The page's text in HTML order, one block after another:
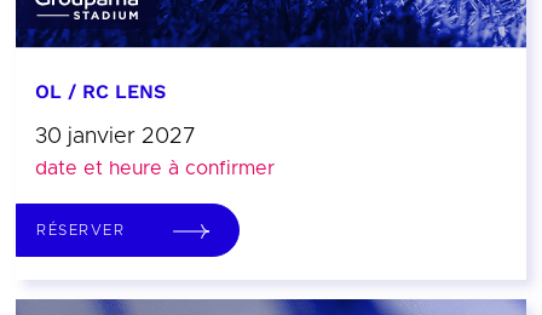
OL / RC LENS
30 janvier 2027
date et heure à confirmer
RÉSERVER